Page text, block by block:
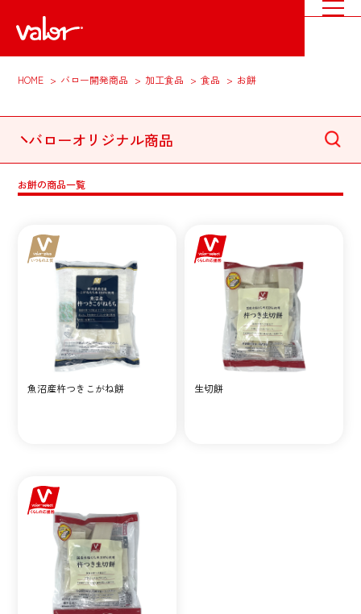
HOME バロー開発商品 加工食品 食品 お餅
バローオリジナル商品
お餅の商品一覧
魚沼産杵つきこがね餅 生切餅